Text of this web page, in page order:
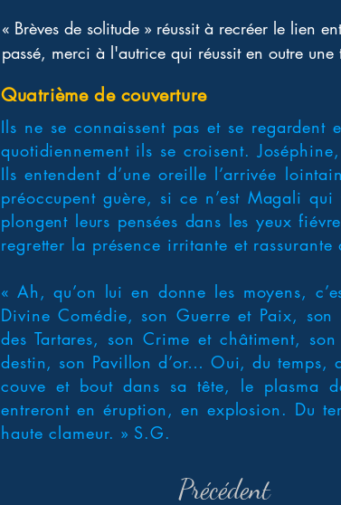
« Brèves de solitude » réussit à recréer le lien
passé, merci à l'autrice qui réussit en outre une
Quatrième de couverture
Ils ne se connaissent pas et se
quotidiennement ils se croisent.
Ils entendent d’une oreille l’arrivée
préoccupent guère, si ce n’est Magali
plongent leurs pensées dans les yeux
regretter la présence irritante et rassurante
« Ah, qu’on lui en donne les moyens,
Divine Comédie, son Guerre et Paix,
des Tartares, son Crime et châtiment,
destin, son Pavillon d’or… Oui, du temps,
couve et bout dans sa tête, le plasma
entreront en éruption, en explosion. Du
haute clameur. » S.G.
Précédent